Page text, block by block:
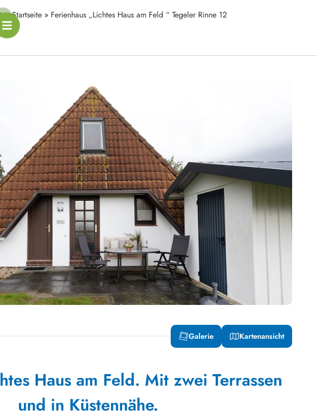
Startseite» Ferienhaus „Lichtes Haus am Feld “ Tegeler Rinne 12
Galerie Kartenansicht
Haus am Feld. Mit zwei Terrassen
und in Küstennähe.